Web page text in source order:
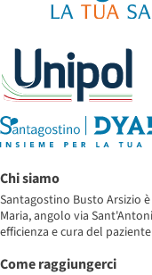
Chi siamo
Santagostino Busto Arsizio
Maria, angolo via
efficienza e cura del
Come raggiungerci